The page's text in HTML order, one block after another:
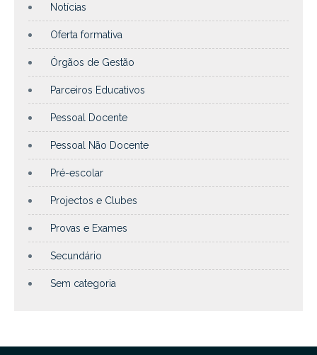
Notícias
Oferta formativa
Órgãos de Gestão
Parceiros Educativos
Pessoal Docente
Pessoal Não Docente
Pré-escolar
Projectos e Clubes
Provas e Exames
Secundário
Sem categoria